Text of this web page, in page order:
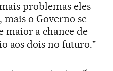
problemas eles
o Governo se
maior a chance de
aos dois no futuro."